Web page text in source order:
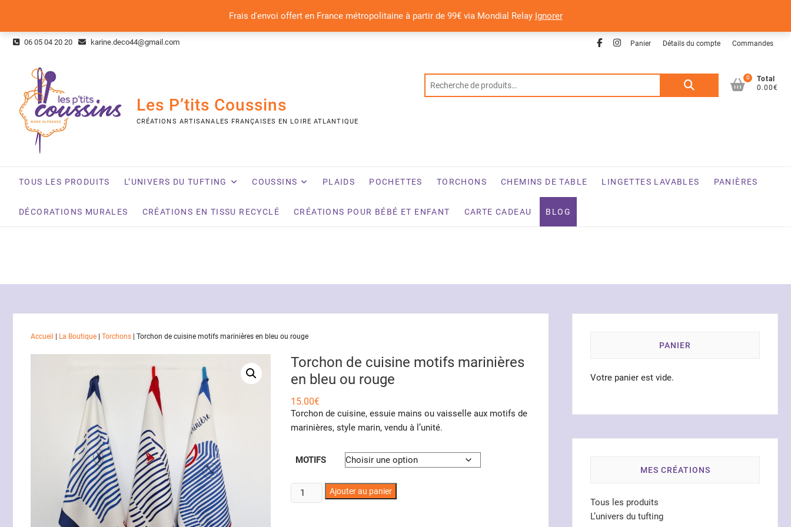
Frais d'envoi offert en France métropolitaine à partir de 99€ via Mondial Relay Ignorer
Skip
06 05 04 20 20 karine.deco44@gmail.com Facebook
Instagram
Panier Détails du compte Commandes
Les P’tits Coussins
CRÉATIONS ARTISANALES FRANÇAISES EN LOIRE ATLANTIQUE
Recherche
0
Total
0.00€
TOUS LES PRODUITS L’UNIVERS DU TUFTING COUSSINS PLAIDS POCHETTES TORCHONS CHEMINS DE TABLE LINGETTES LAVABLES PANIÈRES
DÉCORATIONS MURALES CRÉATIONS EN TISSU RECYCLÉ CRÉATIONS POUR BÉBÉ ET ENFANT CARTE CADEAU BLOG
Accueil La Boutique Torchons Torchon de cuisine motifs marinières en bleu ou rouge
Torchon de cuisine motifs marinières
en bleu ou rouge
15.00€
Torchon de cuisine, essuie mains ou vaisselle aux motifs de
marinières, style marin, vendu à l’unité.
MOTIFS
quantité
de
Ajouter au panier
PANIER
Votre panier est vide.
MES CRÉATIONS
Tous les produits
L’univers du tufting